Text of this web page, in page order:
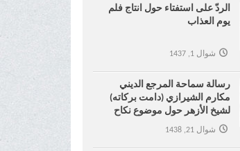
الردّ على استفتاء حول انتاج فلم
يوم العذاب
شوال 1, 1437
رسالة سماحة المرجع الديني
مكارم الشيرازي (دامت بركاته)
لشيخ الأزهر حول موضوع نكاح
المتعة !
شوال 21, 1438